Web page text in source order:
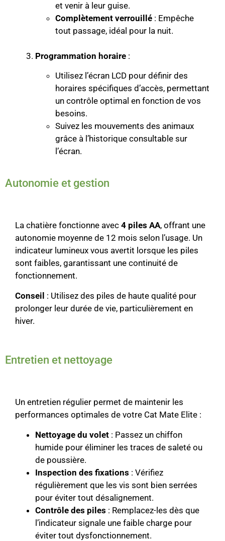
et venir à leur guise.
Complètement verrouillé : Empêche
tout passage, idéal pour la nuit.
Programmation horaire :
Utilisez l’écran LCD pour définir des
horaires spécifiques d’accès, permettant
un contrôle optimal en fonction de vos
besoins.
Suivez les mouvements des animaux
grâce à l’historique consultable sur
l’écran.
Autonomie et gestion
La chatière fonctionne avec 4 piles AA, offrant une
autonomie moyenne de 12 mois selon l’usage. Un
indicateur lumineux vous avertit lorsque les piles
sont faibles, garantissant une continuité de
fonctionnement.
Conseil : Utilisez des piles de haute qualité pour
prolonger leur durée de vie, particulièrement en
hiver.
Entretien et nettoyage
Un entretien régulier permet de maintenir les
performances optimales de votre Cat Mate Elite :
Nettoyage du volet : Passez un chiffon
humide pour éliminer les traces de saleté ou
de poussière.
Inspection des fixations : Vérifiez
régulièrement que les vis sont bien serrées
pour éviter tout désalignement.
Contrôle des piles : Remplacez-les dès que
l’indicateur signale une faible charge pour
éviter tout dysfonctionnement.